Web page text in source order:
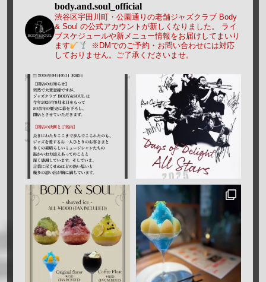
body.and.soul_official
渋谷区宇田川町・公園通りの老舗ジャズクラブ Body
& Soul の公式アカウントが新しくなりました。
ライ
ブスケジュールや新メニュー情報をお届けしてまいり
ます
※DMでのご予約・お問い合わせには対応
しておりません。ご了承くださいませ。